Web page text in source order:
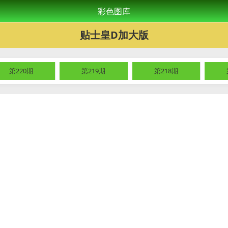
彩色图库
贴士皇D加大版
第220期 第219期 第218期